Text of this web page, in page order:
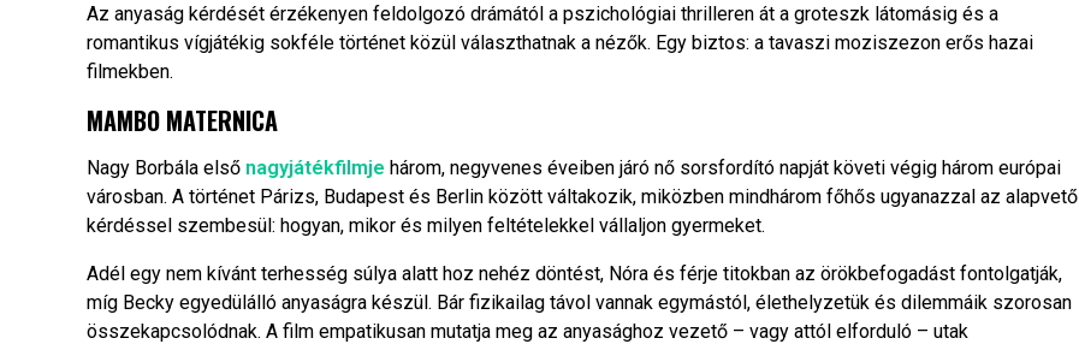
Az anyaság kérdését érzékenyen feldolgozó drámától a pszichológiai thrilleren át a groteszk látomásig és a
romantikus vígjátékig sokféle történet közül választhatnak a nézők. Egy biztos: a tavaszi moziszezon erős hazai
filmekben.
MAMBO MATERNICA
Nagy Borbála első nagyjátékfilmje három, negyvenes éveiben járó nő sorsfordító napját követi végig három európai
városban. A történet Párizs, Budapest és Berlin között váltakozik, miközben mindhárom főhős ugyanazzal az alapvető
kérdéssel szembesül: hogyan, mikor és milyen feltételekkel vállaljon gyermeket.
Adél egy nem kívánt terhesség súlya alatt hoz nehéz döntést, Nóra és férje titokban az örökbefogadást fontolgatják,
míg Becky egyedülálló anyaságra készül. Bár fizikailag távol vannak egymástól, élethelyzetük és dilemmáik szorosan
összekapcsolódnak. A film empatikusan mutatja meg az anyasághoz vezető – vagy attól elforduló – utak